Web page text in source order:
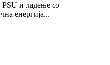
PSU и ладење со
енергија...